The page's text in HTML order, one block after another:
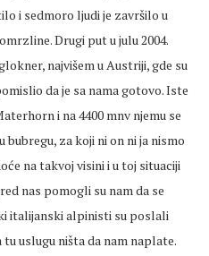
i sedmoro ljudi je završilo u
Drugi put u julu 2004.
najvišem u Austriji, gde su
da je sa nama gotovo. Iste
i na 4400 mnv njemu se
bubregu, za koji ni on ni ja nismo
na takvoj visini i u toj situaciji
nas pomogli su nam da se
italijanski alpinisti su poslali
uslugu ništa da nam naplate.